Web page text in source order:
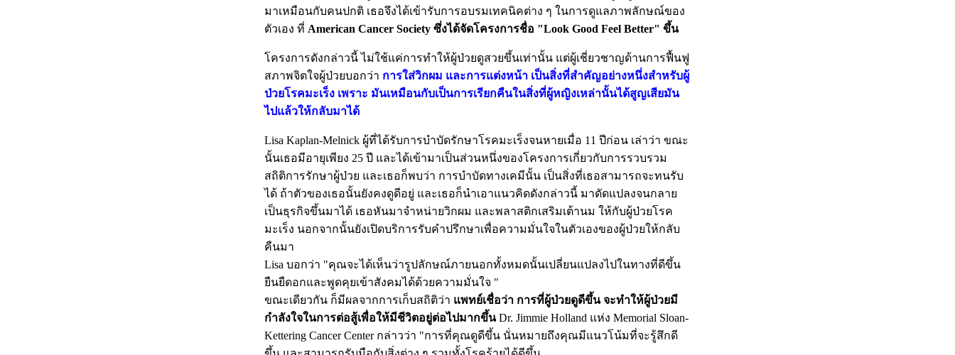
มาเหมือนกับคนปกติ เธอจึงได้เข้ารับการอบรมเทคนิคต่าง ๆ ในการดูแลภาพลักษณ์ของ
ตัวเอง ที่ American Cancer Society ซึ่งได้จัดโครงการชื่อ "Look Good Feel Better" ขึ้น
โครงการดังกล่าวนี้ ไม่ใช้แค่การทำให้ผู้ป่วยดูสวยขึ้นเท่านั้น แต่ผู้เชี่ยวชาญด้านการฟื้นฟู
สภาพจิตใจผู้ป่วยบอกว่า การใส่วิกผม และการแต่งหน้า เป็นสิ่งที่สำคัญอย่างหนึ่งสำหรับผู้
ป่วยโรคมะเร็ง เพราะ มันเหมือนกับเป็นการเรียกคืนในสิ่งที่ผู้หญิงเหล่านั้นได้สูญเสียมัน
ไปแล้วให้กลับมาได้
Lisa Kaplan-Melnick ผู้ที่ได้รับการบำบัดรักษาโรคมะเร็งจนหายเมื่อ 11 ปีก่อน เล่าว่า ขณะ
นั้นเธอมีอายุเพียง 25 ปี และได้เข้ามาเป็นส่วนหนึ่งของโครงการเกี่ยวกับการรวบรวม
สถิติการรักษาผู้ป่วย และเธอก็พบว่า การบำบัดทางเคมีนั้น เป็นสิ่งที่เธอสามารถจะทนรับ
ได้ ถ้าตัวของเธอนั้นยังคงดูดีอยู่ และเธอก็นำเอาแนวคิดดังกล่าวนี้ มาดัดแปลงจนกลาย
เป็นธุรกิจขึ้นมาได้ เธอหันมาจำหน่ายวิกผม และพลาสติกเสริมเต้านม ให้กับผู้ป่วยโรค
มะเร็ง นอกจากนั้นยังเปิดบริการรับคำปรึกษาเพื่อความมั่นใจในตัวเองของผู้ป่วยให้กลับ
คืนมา
Lisa บอกว่า "คุณจะได้เห็นว่ารูปลักษณ์ภายนอกทั้งหมดนั้นเปลี่ยนแปลงไปในทางที่ดีขึ้น
ยืนยืดอกและพูดคุยเข้าสังคมได้ด้วยความมั่นใจ "
ขณะเดียวกัน ก็มีผลจากการเก็บสถิติว่า แพทย์เชื่อว่า การที่ผู้ป่วยดูดีขึ้น จะทำให้ผู้ป่วยมี
กำลังใจในการต่อสู้เพื่อให้มีชีวิตอยู่ต่อไปมากขึ้นDr. Jimmie Holland แห่ง Memorial Sloan-
Kettering Cancer Center กล่าวว่า "การที่คุณดูดีขึ้น นั่นหมายถึงคุณมีแนวโน้มที่จะรู้สึกดี